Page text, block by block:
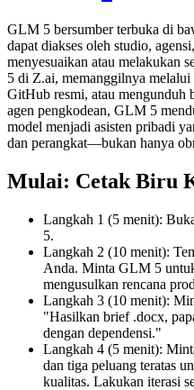
GLM 5 bersumber terbuka di
dapat diakses oleh studio,
menyesuaikan atau melakukan
5 di Z.ai, memanggilnya
GitHub resmi, atau
agen pengkodean, GLM 5
model menjadi asisten pribadi
dan perangkat—bukan hanya
Mulai: Cetak Biru
Langkah 1 (5 menit):
5.
Langkah 2 (10 menit):
Anda. Minta GLM 5
mengusulkan rencana
Langkah 3 (10 menit):
"Hasilkan brief .docx,
dengan dependensi."
Langkah 4 (5 menit):
dan tiga peluang teratas
kualitas. Lakukan iterasi